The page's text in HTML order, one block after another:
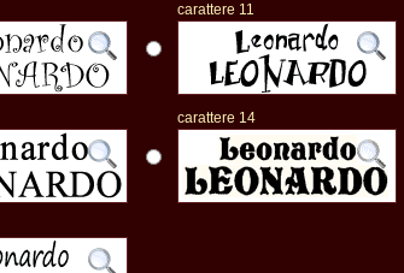
carattere 11
carattere 14